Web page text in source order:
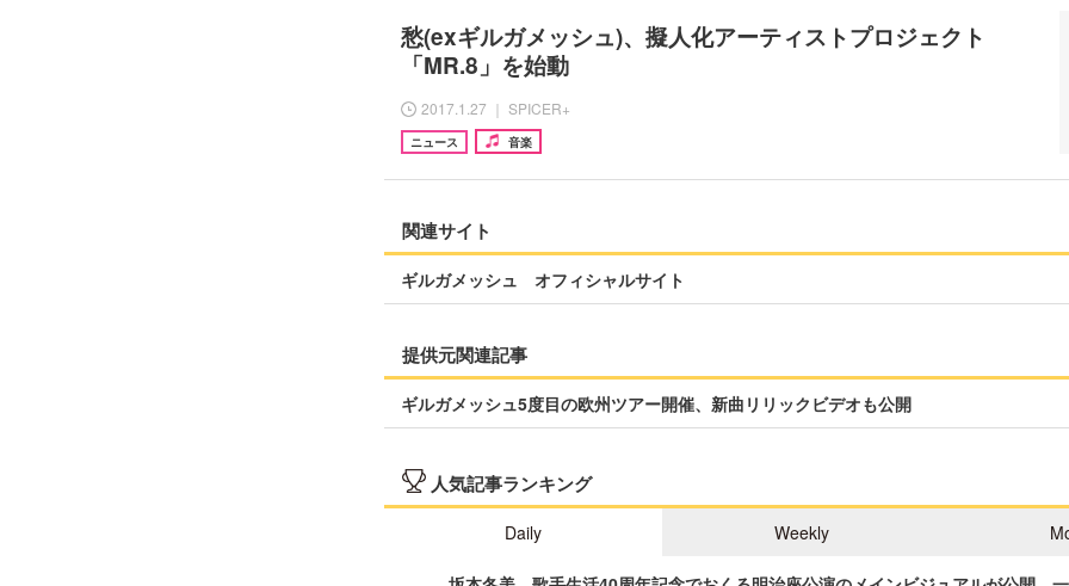
愁(exギルガメッシュ)、擬人化アーティストプロジェクト
「MR.8」を始動
2017.1.27 ｜ SPICER+
ニュース 音楽
関連サイト
ギルガメッシュ オフィシャルサイト
提供元関連記事
ギルガメッシュ5度目の欧州ツアー開催、新曲リリックビデオも公開
人気記事ランキング
Daily Weekly